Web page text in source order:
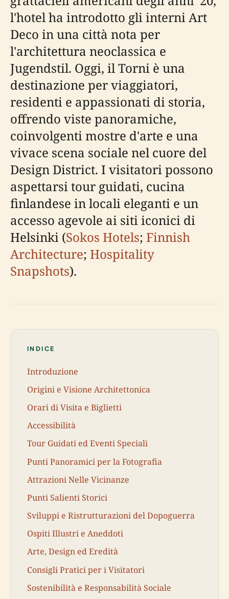
l'hotel ha introdotto gli interni Art
Deco in una città nota per
l'architettura neoclassica e
Jugendstil. Oggi, il Torni è una
destinazione per viaggiatori,
residenti e appassionati di storia,
offrendo viste panoramiche,
coinvolgenti mostre d'arte e una
vivace scena sociale nel cuore del
Design District. I visitatori possono
aspettarsi tour guidati, cucina
finlandese in locali eleganti e un
accesso agevole ai siti iconici di
Helsinki (Sokos Hotels; Finnish
Architecture; Hospitality
Snapshots).
INDICE
Introduzione
Origini e Visione Architettonica
Orari di Visita e Biglietti
Accessibilità
Tour Guidati ed Eventi Speciali
Punti Panoramici per la Fotografia
Attrazioni Nelle Vicinanze
Punti Salienti Storici
Sviluppi e Ristrutturazioni del Dopoguerra
Ospiti Illustri e Aneddoti
Arte, Design ed Eredità
Consigli Pratici per i Visitatori
Sostenibilità e Responsabilità Sociale